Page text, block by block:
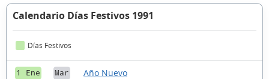
Calendario Días Festivos 1991
Días Festivos
1 Ene Mar Año Nuevo